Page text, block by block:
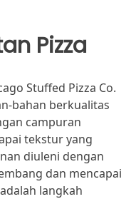
Pizza
Stuffed Pizza Co.
bahan berkualitas
campuran
tekstur yang
diuleni dengan
dan mencapai
langkah